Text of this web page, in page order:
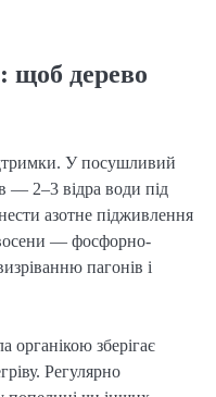
щоб дерево
У посушливий
— 2–3 відра води під
азотне підживлення
восени — фосфорно-
пагонів і
органікою зберігає
Регулярно